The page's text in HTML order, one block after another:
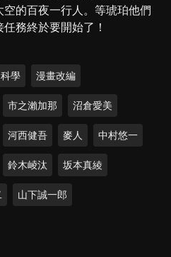
的百夜一行人。等琥珀他們
務終於要開始了！
科學 漫畫改編
市之瀨加那 沼倉愛美
河西健吾 麥人 中村悠一
鈴木崚汰 坂本真綾
山下誠一郎